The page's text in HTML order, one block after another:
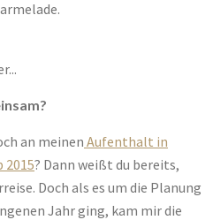
an meinen Aufenthalt in
2015? Dann weißt du bereits,
Doch als es um die Planung
Jahr ging, kam mir die